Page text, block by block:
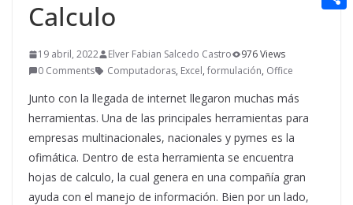
Calculo
19 abril, 2022 Elver Fabian Salcedo Castro
976 Views
0 Comments
Computadoras, Excel, formulación, Office
Junto con la llegada de internet llegaron muchas más
herramientas. Una de las principales herramientas para
empresas multinacionales, nacionales y pymes es la
ofimática. Dentro de esta herramienta se encuentra
hojas de calculo, la cual genera en una compañía gran
ayuda con el manejo de información. Bien por un lado,
n
a